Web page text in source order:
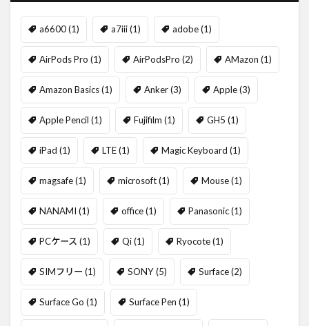
a6600(1) a7iii(1) adobe(1)
AirPods Pro (1) AirPodsPro (2) AMazon (1)
Amazon Basics(1) Anker(3) Apple(3)
Apple Pencil (1) Fujifilm (1) GH5 (1)
iPad (1) LTE(1) Magic Keyboard (1)
magsafe(1) microsoft(1) Mouse(1)
NANAMI (1) office(1) Panasonic(1)
PCケース (1) Qi(1) Ryocote(1)
SIMフリー (1) SONY(5) Surface(2)
Surface Go (1) Surface Pen (1)